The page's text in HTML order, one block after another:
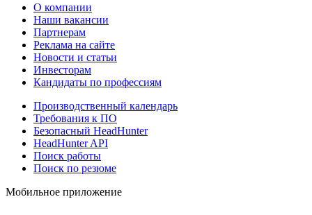
О компании
Наши вакансии
Партнерам
Реклама на сайте
Новости и статьи
Инвесторам
Кандидаты по профессиям
Производственный календарь
Требования к ПО
Безопасный HeadHunter
HeadHunter API
Поиск работы
Поиск по резюме
Мобильное приложение